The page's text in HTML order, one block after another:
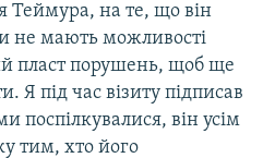
Теймура, на те, що він
не мають можливості
пласт порушень, щоб ще
Я під час візиту підписав
поспілкувалися, він усім
тим, хто його